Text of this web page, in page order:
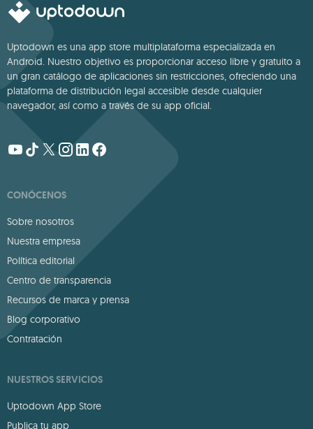
Uptodown es una app store multiplataforma especializada en
Android. Nuestro objetivo es proporcionar acceso libre y gratuito a
un gran catálogo de aplicaciones sin restricciones, ofreciendo una
plataforma de distribución legal accesible desde cualquier
navegador, así como a través de su app oficial.
CONÓCENOS
Sobre nosotros
Nuestra empresa
Política editorial
Centro de transparencia
Recursos de marca y prensa
Blog corporativo
Contratación
NUESTROS SERVICIOS
Uptodown App Store
Publica tu app